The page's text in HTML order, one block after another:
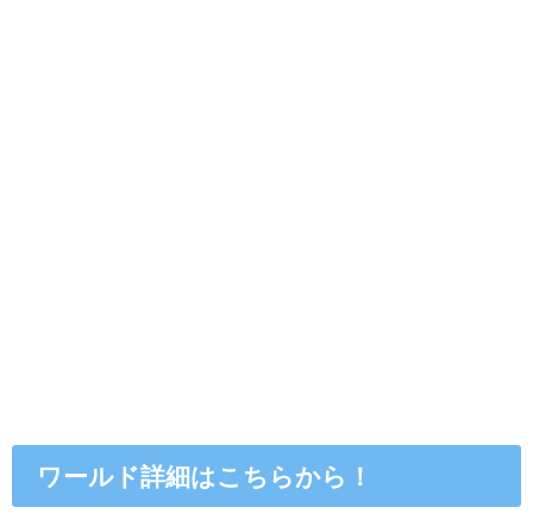
ワールド詳細はこちらから！